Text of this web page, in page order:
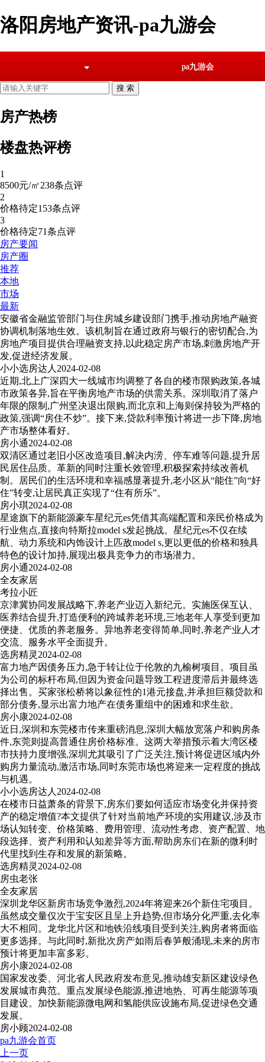
洛阳房地产资讯-pa九游会
pa九游会
房产热榜
楼盘热评榜
1
8500元/㎡238条点评
2
价格待定153条点评
3
价格待定71条点评
房产要闻
房产圈
推荐
本地
市场
最新
安徽省金融监管部门与住房城乡建设部门携手,推动房地产融资
协调机制落地生效。该机制旨在通过政府与银行的密切配合,为
房地产项目提供合理融资支持,以此稳定房产市场,刺激房地产开
发,促进经济发展。
小小选房达人 2024-02-08
近期,北上广深四大一线城市均调整了各自的楼市限购政策,各城
市政策各异,旨在平衡房地产市场的供需关系。深圳取消了落户
年限的限制,广州坚决退出限购,而北京和上海则保持较为严格的
政策,强调“房住不炒”。接下来,贷款利率预计将进一步下降,房地
产市场整体看好。
房小通2024-02-08
双清区通过老旧小区改造项目,解决内涝、停车难等问题,提升居
民居住品质。革新的同时注重长效管理,积极探索持续改善机
制。居民们的生活环境和幸福感显著提升,老小区从“能住”向“好
住”转变,让居民真正实现了“住有所乐”。
房小琪2024-02-08
星途旗下的新能源豪车星纪元es凭借其高端配置和亲民价格成为
行业焦点,直接向特斯拉model s发起挑战。星纪元es不仅在续
航、动力系统和内饰设计上匹敌model s,更以更低的价格和独具
特色的设计加持,展现出极具竞争力的市场潜力。
房小通2024-02-08
全友家居
考拉小匠
京津冀协同发展战略下,养老产业迈入新纪元。实施医保互认、
医养结合提升,打造便利的跨城养老环境,三地老年人享受到更加
便捷、优质的养老服务。异地养老变得简单,同时,养老产业人才
交流、服务水平全面提升。
选房精灵 2024-02-08
富力地产因债务压力,急于转让位于伦敦的九榆树项目。项目虽
为公司的标杆布局,但因为资金问题导致工程进度滞后并最终选
择出售。买家张松桥将以象征性的1港元接盘,并承担巨额贷款和
部分债务,显示出富力地产在债务重组中的困难和求生欲。
房小康2024-02-08
近日,深圳和东莞楼市传来重磅消息,深圳大幅放宽落户和购房条
件,东莞则提高普通住房价格标准。这两大举措预示着大湾区楼
市扶持力度增强,深圳尤其吸引了广泛关注,预计将促进区域内外
购房力量流动,激活市场,同时东莞市场也将迎来一定程度的挑战
与机遇。
小小选房达人 2024-02-08
在楼市日益萧条的背景下,房东们要如何适应市场变化并保持资
产的稳定增值?本文提供了针对当前地产环境的实用建议,涉及市
场认知转变、价格策略、费用管理、流动性考虑、资产配置、地
段选择、资产利用和认知差异等方面,帮助房东们在新的微利时
代里找到生存和发展的新策略。
选房精灵 2024-02-08
房虫老张
全友家居
深圳龙华区新房市场竞争激烈,2024年将迎来26个新住宅项目。
虽然成交量仅次于宝安区且呈上升趋势,但市场分化严重,去化率
大不相同。龙华北片区和地铁沿线项目受到关注,购房者将面临
更多选择。与此同时,新批次房产如雨后春笋般涌现,未来的房市
预计将更加丰富多彩。
房小康2024-02-08
国家发改委、河北省人民政府发布意见,推动雄安新区建设绿色
发展城市典范。重点发展绿色能源,推进地热、可再生能源等项
目建设。加快新能源微电网和氢能供应设施布局,促进绿色交通
发展。
房小顾2024-02-08
pa九游会首页
上一页